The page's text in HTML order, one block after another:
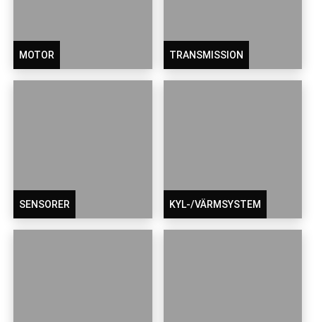
MOTOR TRANSMISSION
SENSORER KYL-/VÄRMSYSTEM